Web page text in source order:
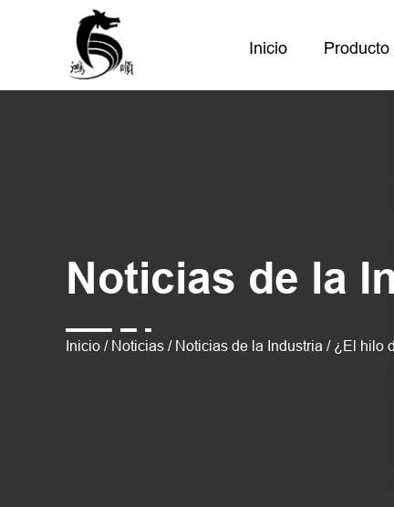
Inicio Producto
Noticias de la
Inicio / Noticias / Noticias de la Industria / ¿El hilo